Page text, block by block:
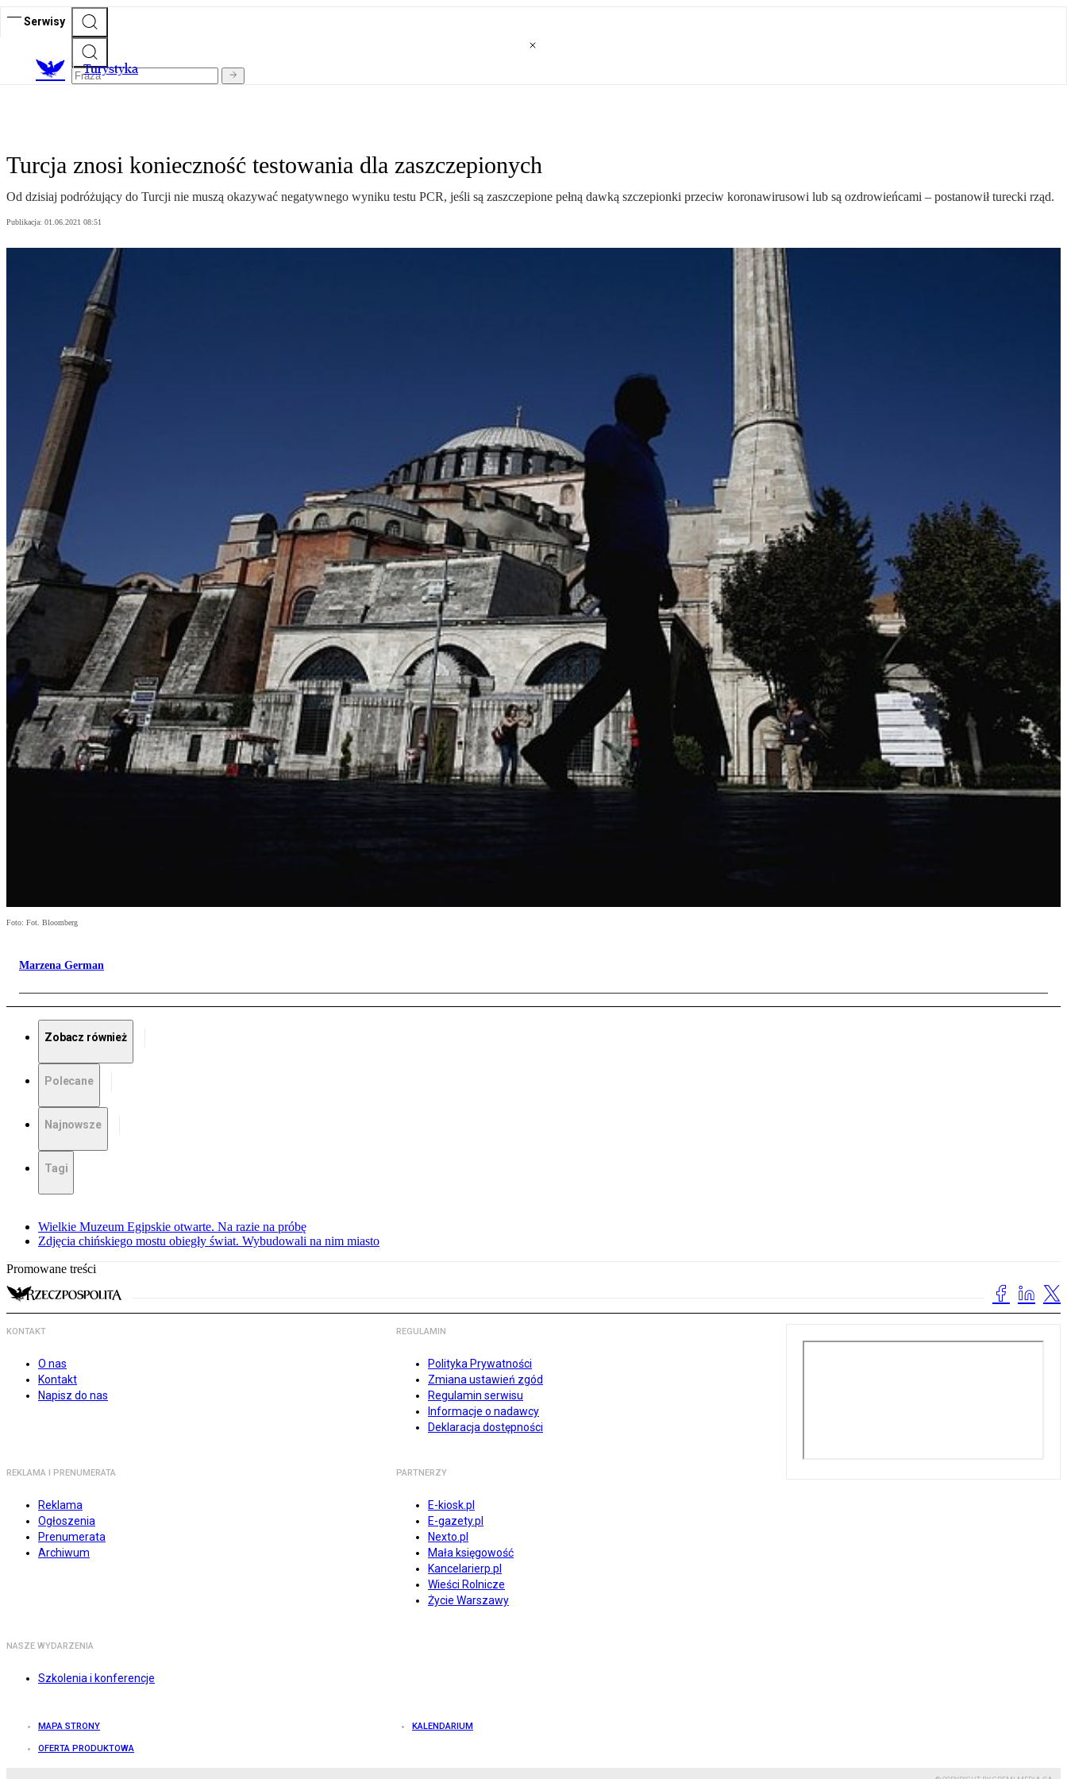
Serwisy
Turystyka
Turcja znosi konieczność testowania dla zaszczepionych
Od dzisiaj podróżujący do Turcji nie muszą okazywać negatywnego wyniku testu PCR, jeśli są zaszczepione pełną dawką szczepionki przeciw koronawirusowi lub są ozdrowieńcami – postanowił turecki rząd.
Publikacja: 01.06.2021 08:51
Foto: Fot. Bloomberg
Marzena German
Zobacz również
Polecane
Najnowsze
Tagi
Wielkie Muzeum Egipskie otwarte. Na razie na próbę
Zdjęcia chińskiego mostu obiegły świat. Wybudowali na nim miasto
Promowane treści
KONTAKT
O nas
Kontakt
Napisz do nas
REGULAMIN
Polityka Prywatności
Zmiana ustawień zgód
Regulamin serwisu
Informacje o nadawcy
Deklaracja dostępności
REKLAMA I PRENUMERATA
Reklama
Ogłoszenia
Prenumerata
Archiwum
PARTNERZY
E-kiosk.pl
E-gazety.pl
Nexto.pl
Mała księgowość
Kancelarierp.pl
Wieści Rolnicze
Życie Warszawy
NASZE WYDARZENIA
Szkolenia i konferencje
MAPA STRONY KALENDARIUM
OFERTA PRODUKTOWA